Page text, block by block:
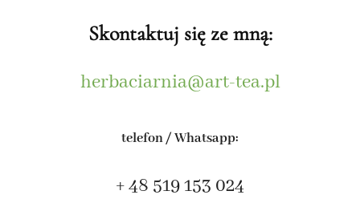
Skontaktuj się ze mną:
herbaciarnia@art-tea.pl
telefon / Whatsapp:
+ 48 519 153 024